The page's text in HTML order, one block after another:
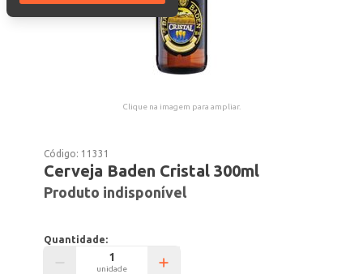
Clique na imagem para ampliar.
Código: 11331
Cerveja Baden Cristal 300ml
Produto indisponível
Quantidade:
unidade